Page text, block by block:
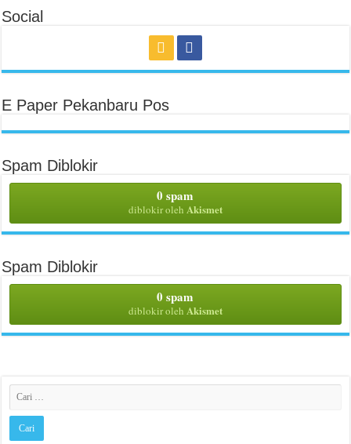
Social
E Paper Pekanbaru Pos
Spam Diblokir
0 spam
diblokir oleh Akismet
Spam Diblokir
0 spam
diblokir oleh Akismet